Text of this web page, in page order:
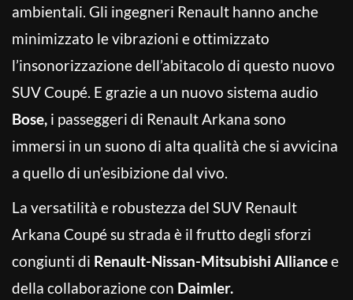
ambientali. Gli ingegneri Renault hanno anche
minimizzato le vibrazioni e ottimizzato
l’insonorizzazione dell’abitacolo di questo nuovo
SUV Coupé. E grazie a un nuovo sistema audio
Bose, i passeggeri di Renault Arkana sono
immersi in un suono di alta qualità che si avvicina
a quello di un’esibizione dal vivo.
La versatilità e robustezza del SUV Renault
Arkana Coupé su strada è il frutto degli sforzi
congiunti di Renault-Nissan-Mitsubishi Alliancee
della collaborazione con Daimler.